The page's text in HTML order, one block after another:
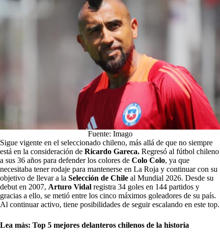
Fuente: Imago
Sigue vigente en el seleccionado chileno, más allá de que no siempre
está en la consideración de Ricardo Gareca. Regresó al fútbol chileno
a sus 36 años para defender los colores de Colo Colo, ya que
necesitaba tener rodaje para mantenerse en La Roja y continuar con su
objetivo de llevar a la Selección de Chile al Mundial 2026. Desde su
debut en 2007, Arturo Vidal registra 34 goles en 144 partidos y
gracias a ello, se metió entre los cinco máximos goleadores de su país.
Al continuar activo, tiene posibilidades de seguir escalando en este top.
Lea más: Top 5 mejores delanteros chilenos de la historia